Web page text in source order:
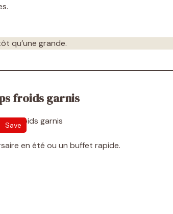
qu’une grande.
froids garnis
Save
en été ou un buffet rapide.